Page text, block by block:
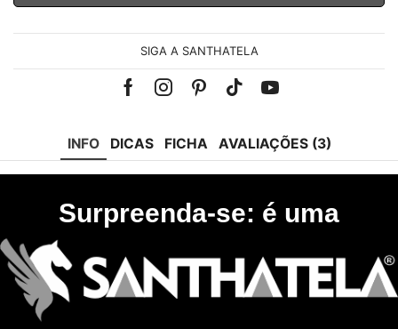
SIGA A SANTHATELA
FacebookInstagramPinterest
Tik-Youtube
INFO DICAS FICHA AVALIAÇÕES (3)
Surpreenda-se: é uma